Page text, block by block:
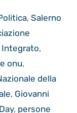
,Salerno
Integrato,
onu,
della
, Giovanni
, persone